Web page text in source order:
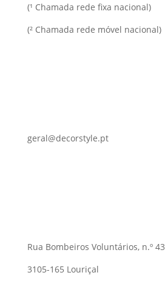
(¹ Chamada rede fixa nacional)
(² Chamada rede móvel nacional)
geral@decorstyle.pt
Rua Bombeiros Voluntários, n.º 43
3105-165 Louriçal